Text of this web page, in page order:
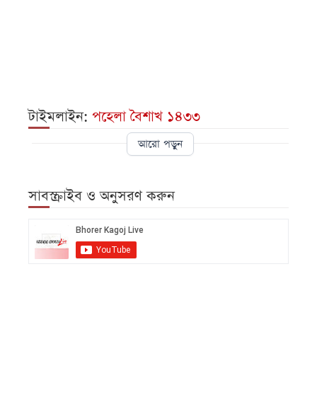
টাইমলাইন: পহেলা বৈশাখ ১৪৩৩
আরো পড়ুন
সাবস্ক্রাইব ও অনুসরণ করুন